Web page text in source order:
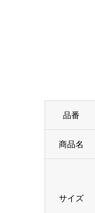
品番
商品名
サイズ